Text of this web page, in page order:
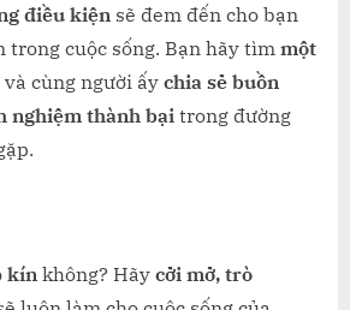
điều kiện sẽ đem đến cho bạn
trong cuộc sống. Bạn hãy tìm một
và cùng người ấy chia sẻ buồn
nghiệm thành bại trong đường
kín không? Hãy cởi mở, trò